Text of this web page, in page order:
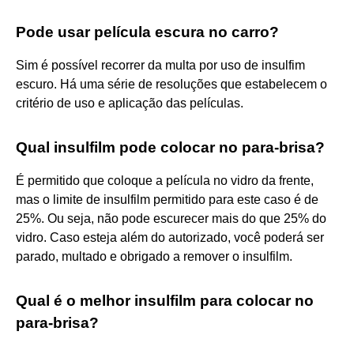
Pode usar película escura no carro?
Sim é possível recorrer da multa por uso de insulfim
escuro. Há uma série de resoluções que estabelecem o
critério de uso e aplicação das películas.
Qual insulfilm pode colocar no para-brisa?
É permitido que coloque a película no vidro da frente,
mas o limite de insulfilm permitido para este caso é de
25%. Ou seja, não pode escurecer mais do que 25% do
vidro. Caso esteja além do autorizado, você poderá ser
parado, multado e obrigado a remover o insulfilm.
Qual é o melhor insulfilm para colocar no
para-brisa?